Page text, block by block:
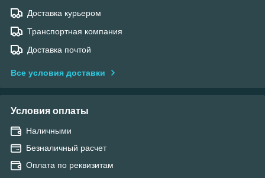
Доставка курьером
Транспортная компания
Доставка почтой
Все условия доставки
Условия оплаты
Наличными
Безналичный расчет
Оплата по реквизитам